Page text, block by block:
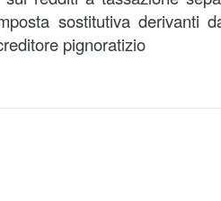
sostitutiva derivanti
pignoratizio